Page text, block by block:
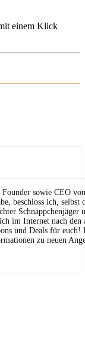
einem Klick
sowie CEO
beschloss ich,
Schnäppchenjäger
im Internet nach den
und Deals für euch!
zu neuen